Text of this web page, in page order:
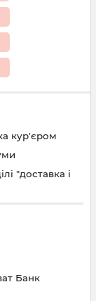
кур'єром
"доставка і
Банк